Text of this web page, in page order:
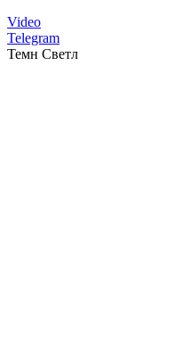
Video
Telegram
Темн Светл